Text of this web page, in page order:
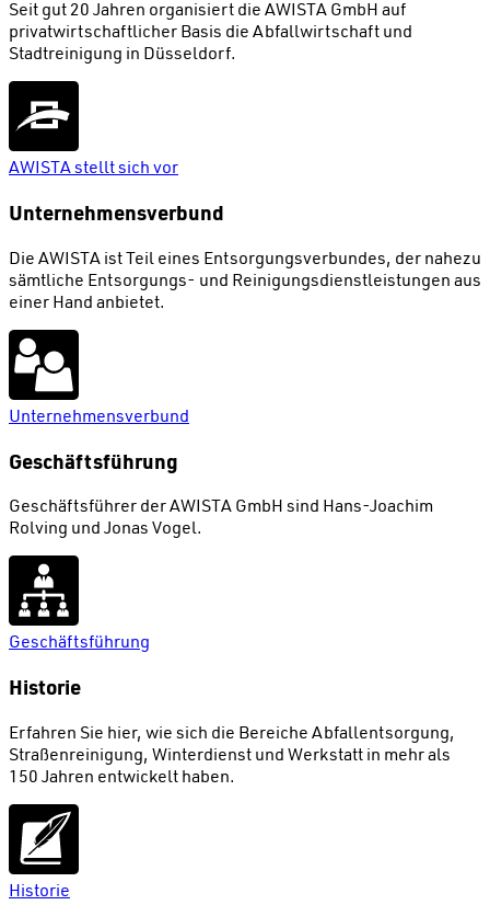
Seit gut 20 Jahren organisiert die AWISTA GmbH auf
privatwirtschaftlicher Basis die Abfallwirtschaft und
Stadtreinigung in Düsseldorf.
AWISTA stellt sich vor
Unternehmensverbund
Die AWISTA ist Teil eines Entsorgungsverbundes, der nahezu
sämtliche Entsorgungs- und Reinigungsdienstleistungen aus
einer Hand anbietet.
Unternehmensverbund
Geschäftsführung
Geschäftsführer der AWISTA GmbH sind Hans-Joachim
Rolving und Jonas Vogel.
Geschäftsführung
Historie
Erfahren Sie hier, wie sich die Bereiche Abfallentsorgung,
Straßenreinigung, Winterdienst und Werkstatt in mehr als
150 Jahren entwickelt haben.
Historie